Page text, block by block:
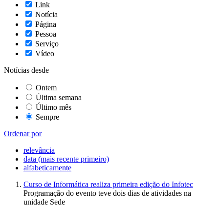
Link
Notícia
Página
Pessoa
Serviço
Vídeo
Notícias desde
Ontem
Última semana
Último mês
Sempre
Ordenar por
relevância
data (mais recente primeiro)
alfabeticamente
Curso de Informática realiza primeira edição do Infotec
Programação do evento teve dois dias de atividades na
unidade Sede